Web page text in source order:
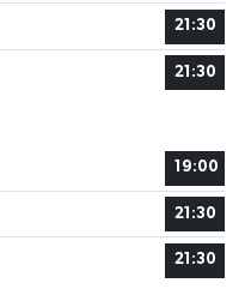
21:30
21:30
19:00
21:30
21:30